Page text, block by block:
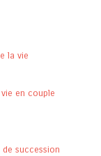
la vie
en couple
succession